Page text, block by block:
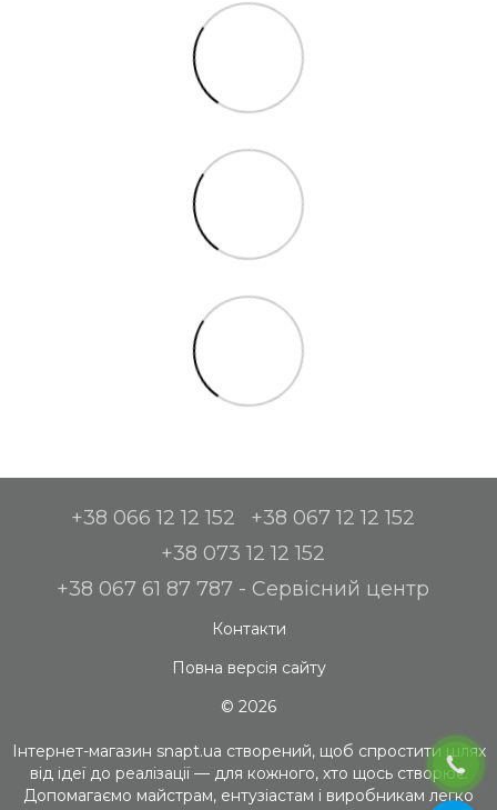
+38 066 12 12 152
+38 067 12 12 152
+38 073 12 12 152
+38 067 61 87 787 - Сервісний центр
Контакти
Повна версія сайту
© 2026
Інтернет-магазин snapt.ua створений, щоб спростити шлях
від ідеї до реалізації — для кожного, хто щось створює.
Допомагаємо майстрам, ентузіастам і виробникам легко